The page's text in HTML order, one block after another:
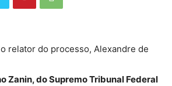
relator do processo, Alexandre de
Zanin, do Supremo Tribunal Federal